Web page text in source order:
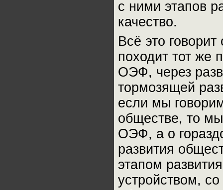
с ними этапов
качество.
Всё это
походит тот же
ОЭФ, через
тормозящей
если мы
обществе, то
ОЭФ, а о
развития
этапом
устройством,